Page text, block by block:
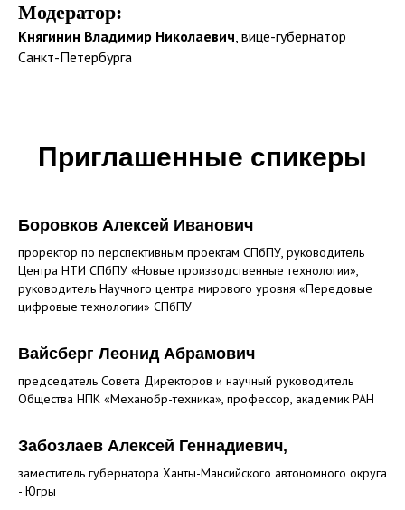
Модератор:
Княгинин Владимир Николаевич, вице-губернатор
Санкт-Петербурга
Приглашенные спикеры
Боровков Алексей Иванович
проректор по перспективным проектам СПбПУ, руководитель
Центра НТИ СПбПУ «Новые производственные технологии»,
руководитель Научного центра мирового уровня «Передовые
цифровые технологии» СПбПУ
Вайсберг Леонид Абрамович
председатель Совета Директоров и научный руководитель
Общества НПК «Механобр-техника», профессор, академик РАН
Забозлаев Алексей Геннадиевич,
заместитель губернатора Ханты-Мансийского автономного округа
- Югры